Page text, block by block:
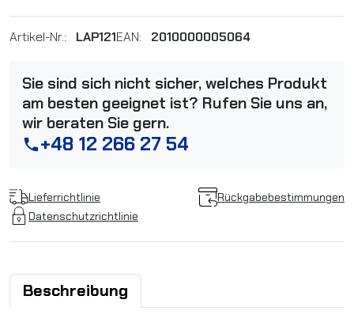
Artikel-Nr.: LAP121EAN: 2010000005064
Sie sind sich nicht sicher, welches Produkt
am besten geeignet ist? Rufen Sie uns an,
wir beraten Sie gern.
phone+48 12 266 27 54
Lieferrichtlinie
Rückgabebestimmungen
Datenschutzrichtlinie
Beschreibung